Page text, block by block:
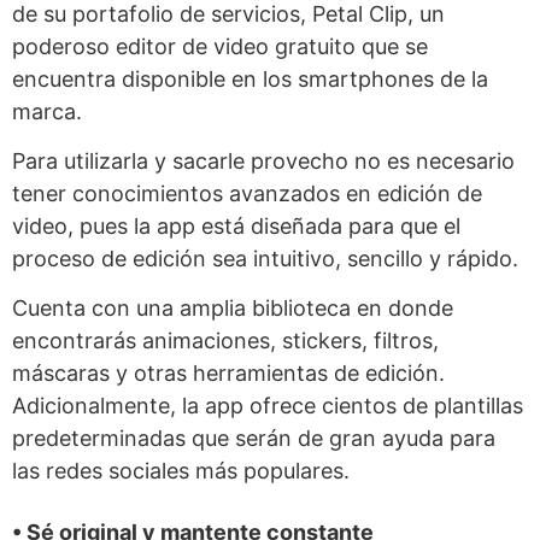
de su portafolio de servicios, Petal Clip, un
poderoso editor de video gratuito que se
encuentra disponible en los smartphones de la
marca.
Para utilizarla y sacarle provecho no es necesario
tener conocimientos avanzados en edición de
video, pues la app está diseñada para que el
proceso de edición sea intuitivo, sencillo y rápido.
Cuenta con una amplia biblioteca en donde
encontrarás animaciones, stickers, filtros,
máscaras y otras herramientas de edición.
Adicionalmente, la app ofrece cientos de plantillas
predeterminadas que serán de gran ayuda para
las redes sociales más populares.
• Sé original y mantente constante